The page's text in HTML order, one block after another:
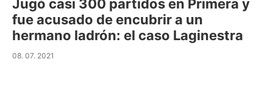
Jugó casi 300 partidos en Primera y
fue acusado de encubrir a un
hermano ladrón: el caso Laginestra
08. 07. 2021